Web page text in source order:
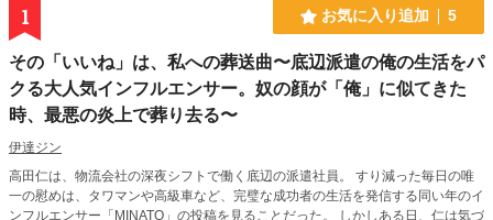
1 お気に入り追加 5
その「いいね」は、私への葬送曲〜底辺派遣の俺の生活をパ
クる大人気インフルエンサー。奴の顔が「俺」に似てきた
時、最悪の炎上で葬り去る〜
伊達ジン
高田仁は、物流会社の深夜シフトで働く底辺の派遣社員。 すり減った毎日の唯
一の慰めは、タワマンや高級車など、完璧な成功者の生活を発信する同い年のイ
ンフルエンサー「MINATO」の投稿を見ることだった。 しかしある日、仁は気づ